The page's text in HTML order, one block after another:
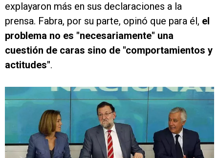
explayaron más en sus declaraciones a la
prensa. Fabra, por su parte, opinó que para él, el
problema no es "necesariamente" una
cuestión de caras sino de "comportamientos y
actitudes".